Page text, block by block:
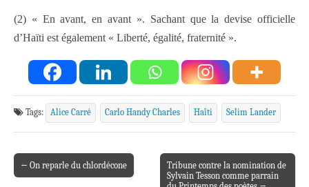
(2) « En avant, en avant ». Sachant que la devise officielle
d’Haïti est également « Liberté, égalité, fraternité ».
Tags: Alice Carré Carlo Handy Charles Haïti Selim Lander
Post navigation
← On reparle du chlordécone
Tribune contre la nomination de
Sylvain Tesson comme parrain